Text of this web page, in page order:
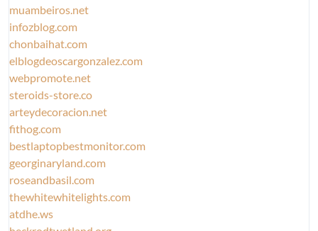
muambeiros.net
infozblog.com
chonbaihat.com
elblogdeoscargonzalez.com
webpromote.net
steroids-store.co
arteydecoracion.net
fithog.com
bestlaptopbestmonitor.com
georginaryland.com
roseandbasil.com
thewhitewhitelights.com
atdhe.ws